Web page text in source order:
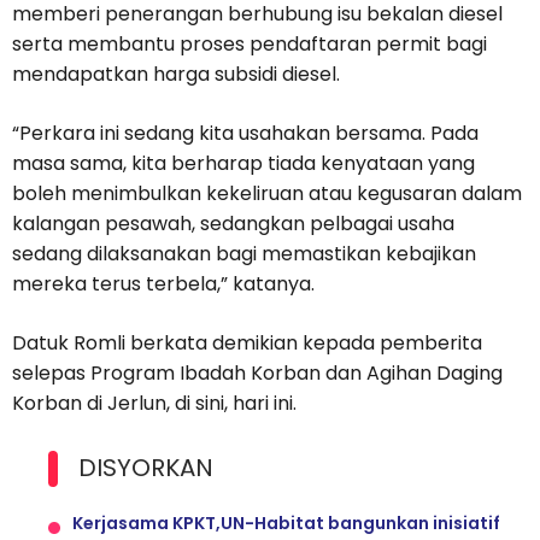
memberi penerangan berhubung isu bekalan diesel
serta membantu proses pendaftaran permit bagi
mendapatkan harga subsidi diesel.
“Perkara ini sedang kita usahakan bersama. Pada
masa sama, kita berharap tiada kenyataan yang
boleh menimbulkan kekeliruan atau kegusaran dalam
kalangan pesawah, sedangkan pelbagai usaha
sedang dilaksanakan bagi memastikan kebajikan
mereka terus terbela,” katanya.
Datuk Romli berkata demikian kepada pemberita
selepas Program Ibadah Korban dan Agihan Daging
Korban di Jerlun, di sini, hari ini.
DISYORKAN
Kerjasama KPKT,UN-Habitat bangunkan inisiatif